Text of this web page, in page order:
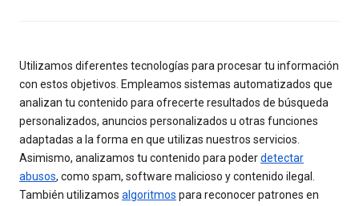
Utilizamos diferentes tecnologías para procesar tu información
con estos objetivos. Empleamos sistemas automatizados que
analizan tu contenido para ofrecerte resultados de búsqueda
personalizados, anuncios personalizados u otras funciones
adaptadas a la forma en que utilizas nuestros servicios.
Asimismo, analizamos tu contenido para poderdetectar
abusos, como spam, software malicioso y contenido ilegal.
También utilizamos algoritmos para reconocer patrones en